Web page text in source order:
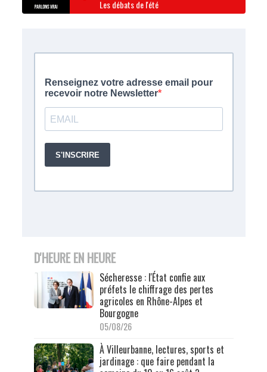
Les débats de l'été
D'HEURE EN HEURE
Sécheresse : l'État confie aux
préfets le chiffrage des pertes
agricoles en Rhône-Alpes et
Bourgogne
05/08/26
À Villeurbanne, lectures, sports et
jardinage : que faire pendant la